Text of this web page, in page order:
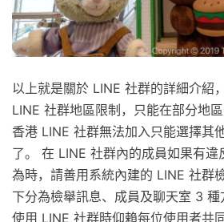
以上就是關於 LINE 社群的詳細介紹
LINE 社群地區限制，只能在部分地
香港 LINE 社群無法加入只能選擇其
了。 在 LINE 社群內的成員如果有違
為時，請善用系統內建的 LINE 社群
下分為檢舉訊息、成員及聊天室 3 種
使用 LINE 社群時仰賴每位使用者共